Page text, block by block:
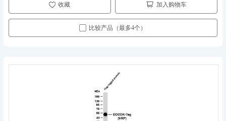
收藏 加入购物车
比较产品（最多4个）